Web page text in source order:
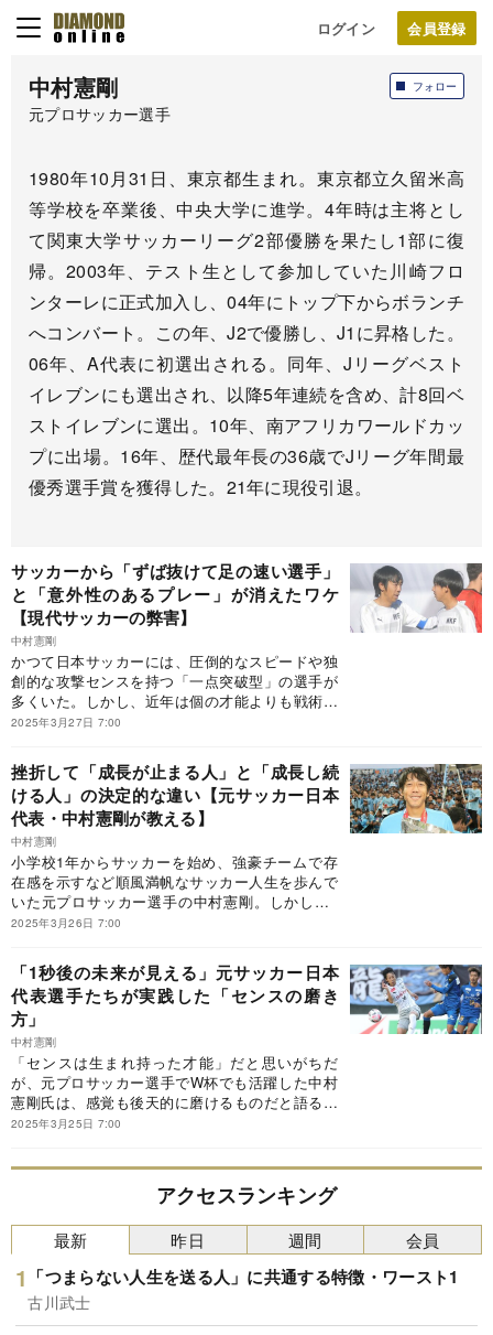
ログイン
フォロー
中村憲剛
元プロサッカー選手
1980年10月31日、東京都生まれ。東京都立久留米高
等学校を卒業後、中央大学に進学。4年時は主将とし
て関東大学サッカーリーグ2部優勝を果たし1部に復
帰。2003年、テスト生として参加していた川崎フロ
ンターレに正式加入し、04年にトップ下からボランチ
へコンバート。この年、J2で優勝し、J1に昇格した。
06年、A代表に初選出される。同年、Jリーグベスト
イレブンにも選出され、以降5年連続を含め、計8回ベ
ストイレブンに選出。10年、南アフリカワールドカッ
プに出場。16年、歴代最年長の36歳でJリーグ年間最
優秀選手賞を獲得した。21年に現役引退。
サッカーから「ずば抜けて足の速い選手」
と「意外性のあるプレー」が消えたワケ
【現代サッカーの弊害】
中村憲剛
かつて日本サッカーには、圧倒的なスピードや独
創的な攻撃センスを持つ「一点突破型」の選手が
多くいた。しかし、近年は個の才能よりも戦術理
解やハードワークが求められ、自由な発想を持つ
び場の減少や「減点法式」の指導がある。型には
める育成が続けば、日本サッカーの未来はどうな
るのだろうか？いまいちど、個性を活かすための
指導の在り方を考えなければならない。※本稿
は、中村憲剛『才能発見「考える力」は勝利への
近道』（文藝春秋）の一部を抜粋・編集したもの
です。
2025年3月27日 7:00
挫折して「成長が止まる人」と「成長し続
ける人」の決定的な違い【元サッカー日本
代表・中村憲剛が教える】
中村憲剛
小学校1年からサッカーを始め、強豪チームで存
在感を示すなど順風満帆なサッカー人生を歩んで
いた元プロサッカー選手の中村憲剛。しかし小6
の関東選抜で、初めて大きな挫折を経験する。自
しまう人と、そこで腐らずに“失敗を成長の糧にで
きる人”の大きな違いとは――。※本稿は、中村憲
剛『才能発見「考える力」は勝利への近道』（文
藝春秋）の一部を抜粋・編集したものです。
2025年3月26日 7:00
「1秒後の未来が見える」元サッカー日本
代表選手たちが実践した「センスの磨き
方」
中村憲剛
「センスは生まれ持った才能」だと思いがちだ
が、元プロサッカー選手でW杯でも活躍した中村
憲剛氏は、感覚も後天的に磨けるものだと語る。
センスを獲得するためには、どのような努力が必
とは。※本稿は、中村憲剛『才能発見「考える
力」は勝利への近道』（文藝春秋）の一部を抜
粋・編集したものです。
2025年3月25日 7:00
アクセスランキング
最新
「つまらない人生を送る人」に共通する特徴・ワースト1
古川武士
昨日 週間 会員